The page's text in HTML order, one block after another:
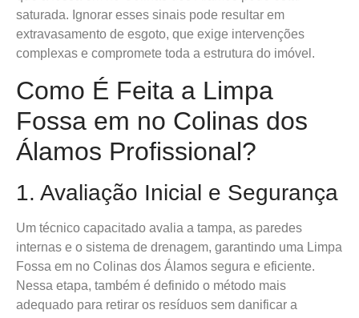
saturada. Ignorar esses sinais pode resultar em
extravasamento de esgoto, que exige intervenções
complexas e compromete toda a estrutura do imóvel.
Como É Feita a Limpa
Fossa em no Colinas dos
Álamos Profissional?
1. Avaliação Inicial e Segurança
Um técnico capacitado avalia a tampa, as paredes
internas e o sistema de drenagem, garantindo uma Limpa
Fossa em no Colinas dos Álamos segura e eficiente.
Nessa etapa, também é definido o método mais
adequado para retirar os resíduos sem danificar a